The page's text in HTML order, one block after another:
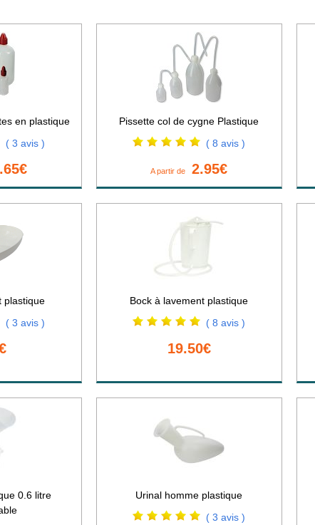
en plastique
( 3 avis )
Pissette col de cygne Plastique
( 8 avis )
A partir de 2.95€
plastique
( 3 avis )
Bock à lavement plastique
( 8 avis )
19.50€
0.6 litre
Urinal homme plastique
( 3 avis )